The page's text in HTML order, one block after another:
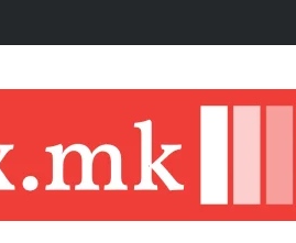
në Greqi brenda 91 orëve